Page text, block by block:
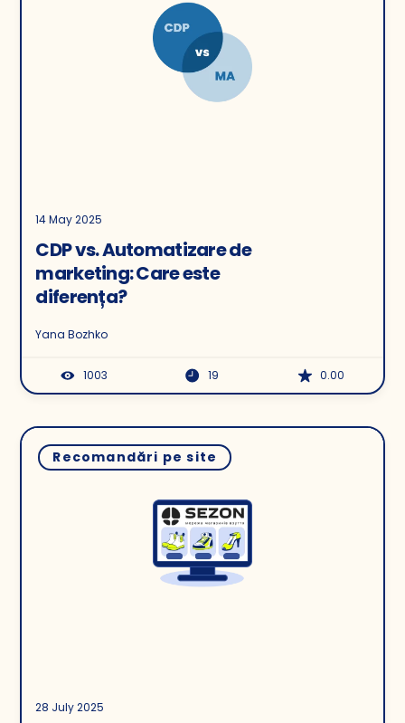
14 May 2025
CDP vs. Automatizare de
marketing: Care este
diferența?
Yana Bozhko
1003 19 0.00
Recomandări pe site
28 July 2025